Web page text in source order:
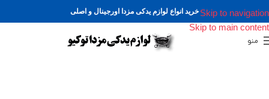
Skip to navigation
Skip to main content
خرید انواع لوازم یدکی مزدا اورجینال و اصلی
منو